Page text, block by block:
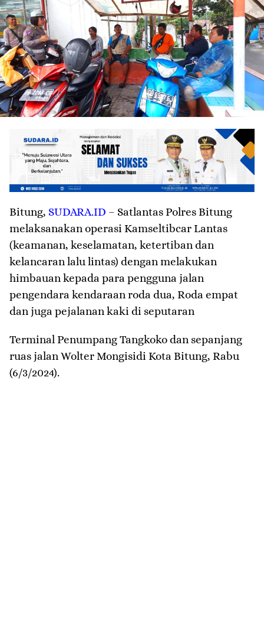
Bitung, SUDARA.ID – Satlantas Polres Bitung
melaksanakan operasi Kamseltibcar Lantas
(keamanan, keselamatan, ketertiban dan
kelancaran lalu lintas) dengan melakukan
himbauan kepada para pengguna jalan
pengendara kendaraan roda dua, Roda empat
dan juga pejalanan kaki di seputaran
Terminal Penumpang Tangkoko dan sepanjang
ruas jalan Wolter Mongisidi Kota Bitung, Rabu
(6/3/2024).